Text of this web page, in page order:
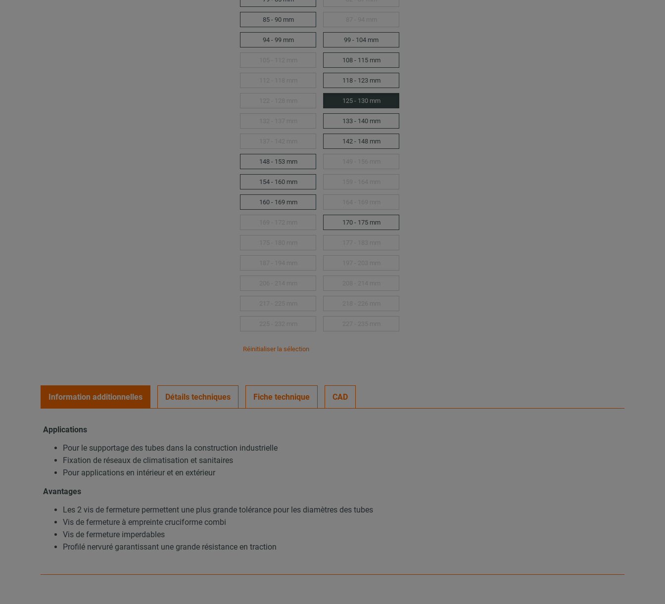
85 - 90 mm
94 - 99 mm 99 - 104 mm
108 - 115 mm
118 - 123 mm
125 - 130 mm
133 - 140 mm
142 - 148 mm
148 - 153 mm
154 - 160 mm
160 - 169 mm
170 - 175 mm
Réinitialiser la sélection
Information additionnelles Détails techniques Fiche technique CAD
Applications
Pour le supportage des tubes dans la construction industrielle
Fixation de réseaux de climatisation et sanitaires
Pour applications en intérieur et en extérieur
Avantages
Les 2 vis de fermeture permettent une plus grande tolérance pour les diamètres des tubes
Vis de fermeture à empreinte cruciforme combi
Vis de fermeture imperdables
Profilé nervuré garantissant une grande résistance en traction